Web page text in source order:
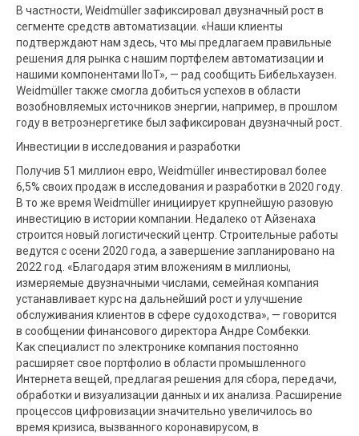
В частности, Weidmüller зафиксировал двузначный рост в
сегменте средств автоматизации. «Наши клиенты
подтверждают нам здесь, что мы предлагаем правильные
решения для рынка с нашим портфелем автоматизации и
нашими компонентами IIoT», — рад сообщить Бибельхаузен.
Weidmüller также смогла добиться успехов в области
возобновляемых источников энергии, например, в прошлом
году в ветроэнергетике был зафиксирован двузначный рост.
Инвестиции в исследования и разработки
Получив 51 миллион евро, Weidmüller инвестировал более
6,5% своих продаж в исследования и разработки в 2020 году.
В то же время Weidmüller инициирует крупнейшую разовую
инвестицию в истории компании. Недалеко от Айзенаха
строится новый логистический центр. Строительные работы
ведутся с осени 2020 года, а завершение запланировано на
2022 год. «Благодаря этим вложениям в миллионы,
измеряемые двузначными числами, семейная компания
устанавливает курс на дальнейший рост и улучшение
обслуживания клиентов в сфере судоходства», — говорится
в сообщении финансового директора Андре Сомбекки.
Как специалист по электронике компания постоянно
расширяет свое портфолио в области промышленного
Интернета вещей, предлагая решения для сбора, передачи,
обработки и визуализации данных и их анализа. Расширение
процессов цифровизации значительно увеличилось во
время кризиса, вызванного коронавирусом, в